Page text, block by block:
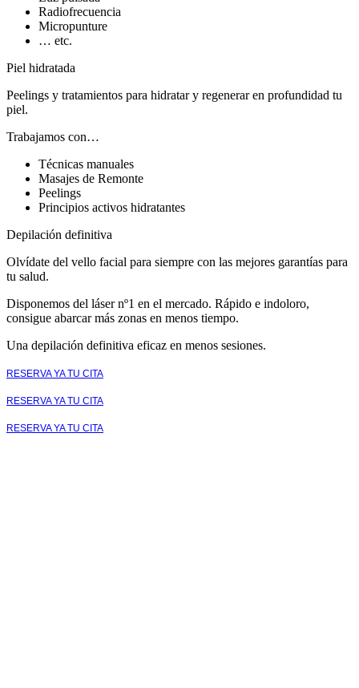
Radiofrecuencia
Micropunture
… etc.
Piel hidratada
Peelings y tratamientos para hidratar y regenerar en profundidad tu
piel.
Trabajamos con…
Técnicas manuales
Masajes de Remonte
Peelings
Principios activos hidratantes
Depilación definitiva
Olvídate del vello facial para siempre con las mejores garantías para
tu salud.
Disponemos del láser nº1 en el mercado. Rápido e indoloro,
consigue abarcar más zonas en menos tiempo.
Una depilación definitiva eficaz en menos sesiones.
RESERVA YA TU CITA
RESERVA YA TU CITA
RESERVA YA TU CITA